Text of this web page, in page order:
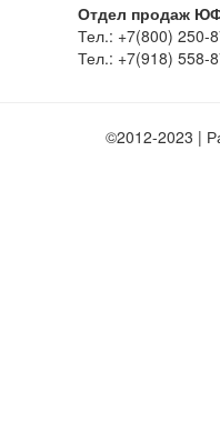
Отдел продаж
Тел.: +7(800) 250-
Тел.: +7(918) 558-
©2012-2023 |